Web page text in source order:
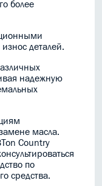
более
деталей.
надежную
масла.
Country
по
средства.